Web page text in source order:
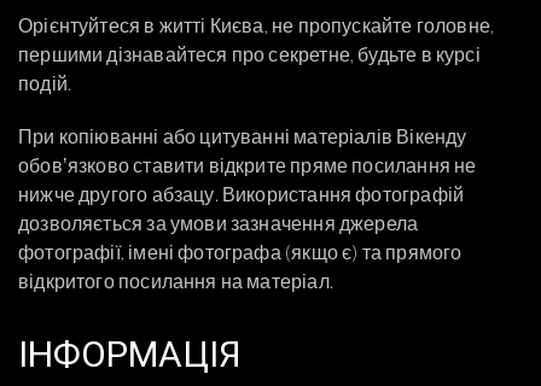
Орієнтуйтеся в житті Києва, не пропускайте головне,
першими дізнавайтеся про секретне, будьте в курсі
подій.
При копіюванні або цитуванні матеріалів Вікенду
обовʼязково ставити відкрите пряме посилання не
нижче другого абзацу. Використання фотографій
дозволяється за умови зазначення джерела
фотографії, імені фотографа (якщо є) та прямого
відкритого посилання на матеріал.
ІНФОРМАЦІЯ